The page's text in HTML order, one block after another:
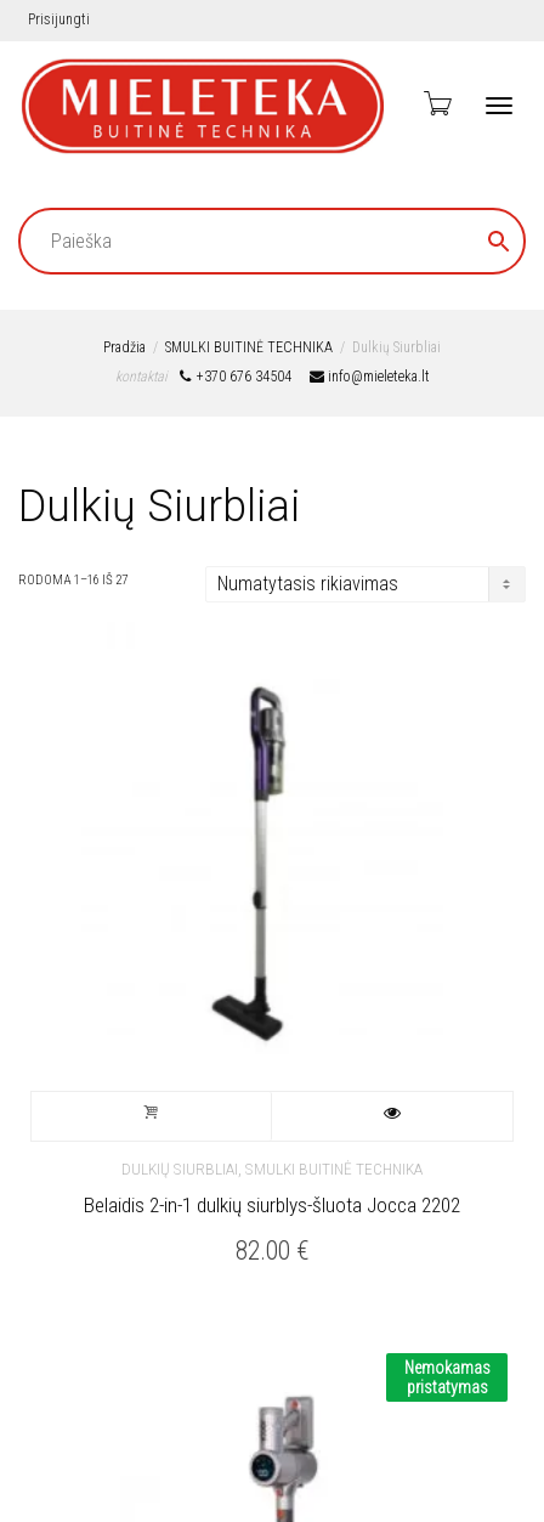
Prisijungti
Pradžia SMULKI BUITINĖ TECHNIKA
Dulkių Siurbliai
kontaktai
+370 676 34504 info@mieleteka.lt
Dulkių Siurbliai
RODOMA 1–16 IŠ 27
DULKIŲ SIURBLIAI, SMULKI BUITINĖ TECHNIKA
Belaidis 2-in-1 dulkių siurblys-šluota Jocca 2202
82.00 €
Nemokamas
pristatymas